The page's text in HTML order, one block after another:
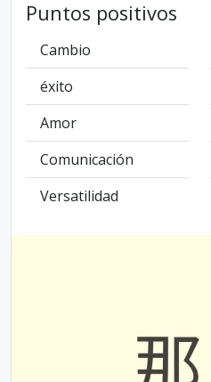
Puntos positivos
Cambio
éxito
Amor
Comunicación
Versatilidad